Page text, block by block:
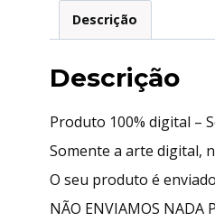
Descrição
Descrição
Produto 100% digital –
Somente a arte digital,
O seu produto é
NÃO ENVIAMOS NADA